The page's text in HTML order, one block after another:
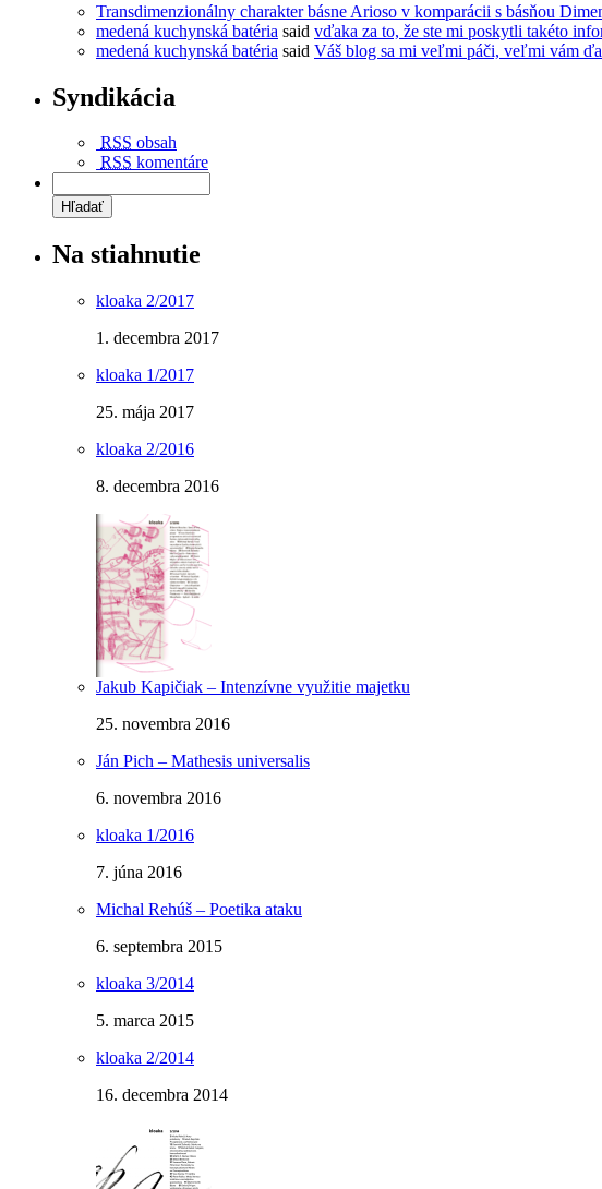
Transdimenzionálny charakter básne Arioso v komparácii s básňou
medená kuchynská batéria said vďaka za to, že ste mi poskytli takéto
medená kuchynská batéria said Váš blog sa mi veľmi páči, veľmi vám
Syndikácia
RSS obsah
RSS komentáre
Na stiahnutie
kloaka 2/2017
1. decembra 2017
kloaka 1/2017
25. mája 2017
kloaka 2/2016
8. decembra 2016
Jakub Kapičiak – Intenzívne využitie majetku
25. novembra 2016
Ján Pich – Mathesis universalis
6. novembra 2016
kloaka 1/2016
7. júna 2016
Michal Rehúš – Poetika ataku
6. septembra 2015
kloaka 3/2014
5. marca 2015
kloaka 2/2014
16. decembra 2014